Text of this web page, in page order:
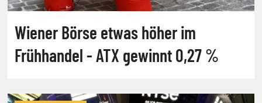
Wiener Börse etwas höher im
Frühhandel - ATX gewinnt 0,27 %